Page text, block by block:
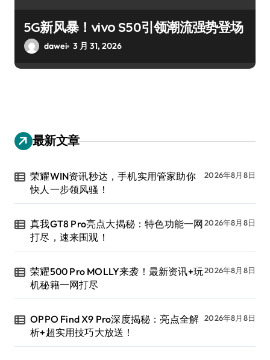
5G新风暴！vivo S50引领潮流强势登场
dawei 3 月 31, 2026
最新文章
荣耀WIN资讯秒达，手机实用管家助你
快人一步领风骚！
2026年8月8日
真我GT8 Pro亮点大揭秘：特色功能一网
打尽，速来围观！
2026年8月8日
荣耀500 Pro MOLLY来袭！最新资讯+玩
机秘籍一网打尽
2026年8月8日
OPPO Find X9 Pro深度揭秘：亮点全解
析+超实用技巧大放送！
2026年8月8日